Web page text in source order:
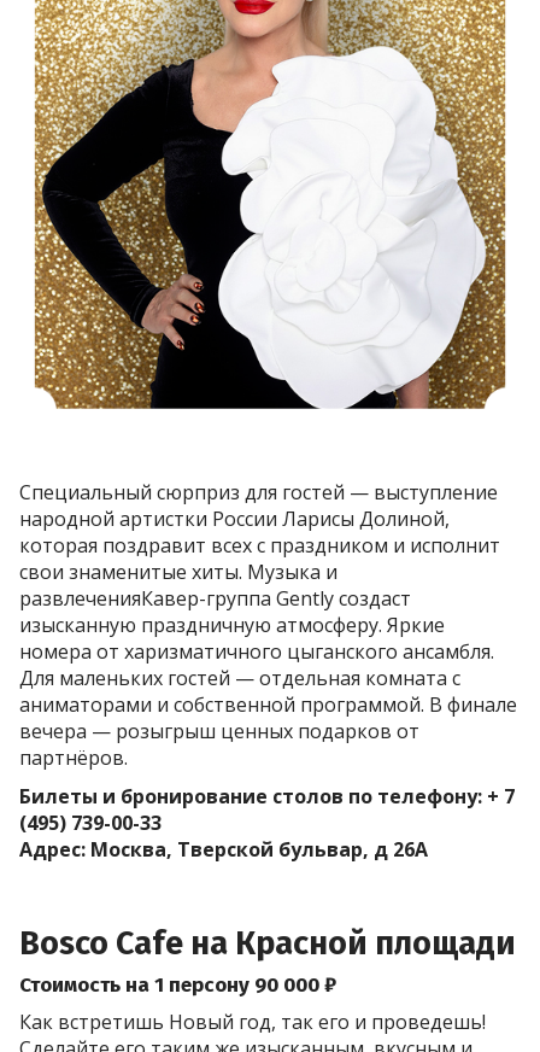
Специальный сюрприз для гостей — выступление
народной артистки России Ларисы Долиной,
которая поздравит всех с праздником и исполнит
свои знаменитые хиты. Музыка и
развлеченияКавер-группа Gently создаст
изысканную праздничную атмосферу. Яркие
номера от харизматичного цыганского ансамбля.
Для маленьких гостей — отдельная комната с
аниматорами и собственной программой. В финале
вечера — розыгрыш ценных подарков от
партнёров.
Билеты и бронирование столов по телефону: + 7
(495) 739-00-33
Адрес: Москва, Тверской бульвар, д 26А
Bosco Cafe на Красной площади
Стоимость на 1 персону 90 000 ₽
Как встретишь Новый год, так его и проведешь!